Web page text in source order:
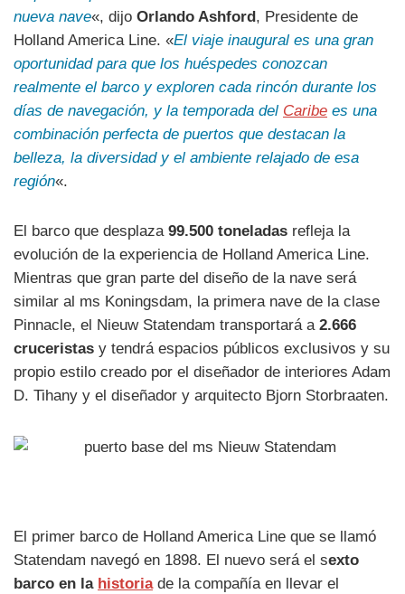
nueva nave«, dijo Orlando Ashford, Presidente de
Holland America Line. «El viaje inaugural es una gran
oportunidad para que los huéspedes conozcan
realmente el barco y exploren cada rincón durante los
días de navegación, y la temporada del Caribe es una
combinación perfecta de puertos que destacan la
belleza, la diversidad y el ambiente relajado de esa
región«.
El barco que desplaza 99.500 toneladas refleja la
evolución de la experiencia de Holland America Line.
Mientras que gran parte del diseño de la nave será
similar al ms Koningsdam, la primera nave de la clase
Pinnacle, el Nieuw Statendam transportará a 2.666
cruceristas y tendrá espacios públicos exclusivos y su
propio estilo creado por el diseñador de interiores Adam
D. Tihany y el diseñador y arquitecto Bjorn Storbraaten.
El primer barco de Holland America Line que se llamó
Statendam navegó en 1898. El nuevo será el sexto
barco en la historiade la compañía en llevar el